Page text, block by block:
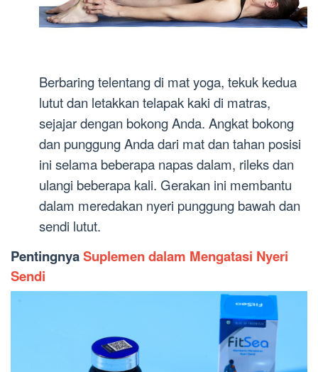
Berbaring telentang di mat yoga, tekuk kedua
lutut dan letakkan telapak kaki di matras,
sejajar dengan bokong Anda. Angkat bokong
dan punggung Anda dari mat dan tahan posisi
ini selama beberapa napas dalam, rileks dan
ulangi beberapa kali. Gerakan ini membantu
dalam meredakan nyeri punggung bawah dan
sendi lutut.
PentingnyaSuplemen dalam Mengatasi Nyeri
Sendi